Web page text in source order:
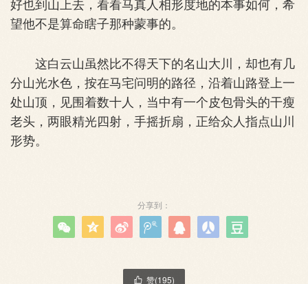
望他不是算命瞎子那种蒙事的。
这白云山虽然比不得天下的名山大川，却也有几
分山光水色，按在马宅问明的路径，沿着山路登上一
处山顶，见围着数十人，当中有一个皮包骨头的干瘦
老头，两眼精光四射，手摇折扇，正给众人指点山川
形势。
分享到：
      
 赞(195)